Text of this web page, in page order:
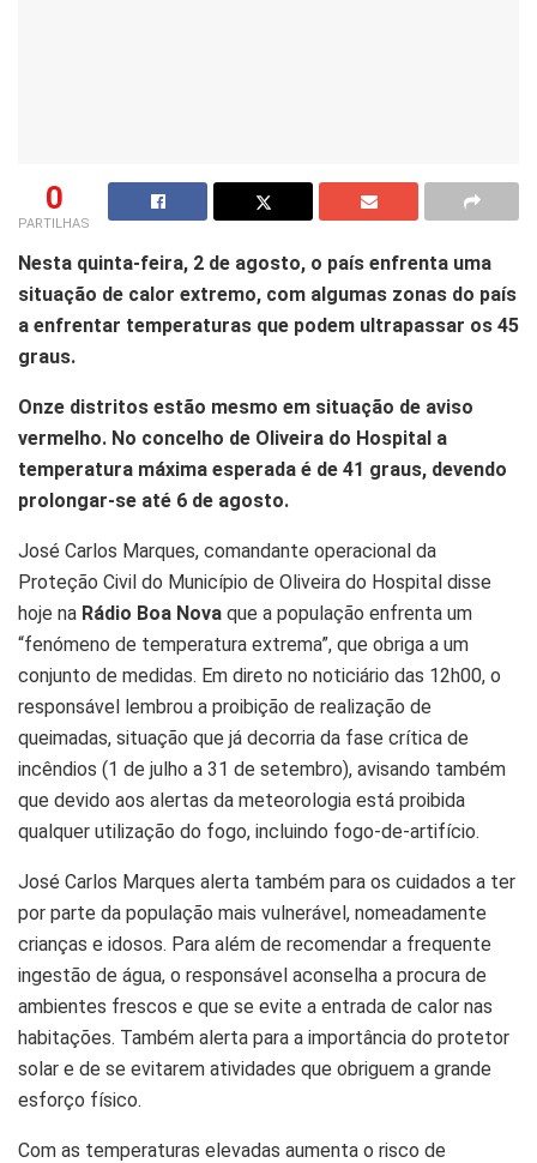
0
PARTILHAS
Nesta quinta-feira, 2 de agosto, o país enfrenta uma
situação de calor extremo, com algumas zonas do país
a enfrentar temperaturas que podem ultrapassar os 45
graus.
Onze distritos estão mesmo em situação de aviso
vermelho. No concelho de Oliveira do Hospital a
temperatura máxima esperada é de 41 graus, devendo
prolongar-se até 6 de agosto.
José Carlos Marques, comandante operacional da
Proteção Civil do Município de Oliveira do Hospital disse
hoje na Rádio Boa Nova que a população enfrenta um
“fenómeno de temperatura extrema”, que obriga a um
conjunto de medidas. Em direto no noticiário das 12h00, o
responsável lembrou a proibição de realização de
queimadas, situação que já decorria da fase crítica de
incêndios (1 de julho a 31 de setembro), avisando também
que devido aos alertas da meteorologia está proibida
qualquer utilização do fogo, incluindo fogo-de-artifício.
José Carlos Marques alerta também para os cuidados a ter
por parte da população mais vulnerável, nomeadamente
crianças e idosos. Para além de recomendar a frequente
ingestão de água, o responsável aconselha a procura de
ambientes frescos e que se evite a entrada de calor nas
habitações. Também alerta para a importância do protetor
solar e de se evitarem atividades que obriguem a grande
esforço físico.
Com as temperaturas elevadas aumenta o risco de